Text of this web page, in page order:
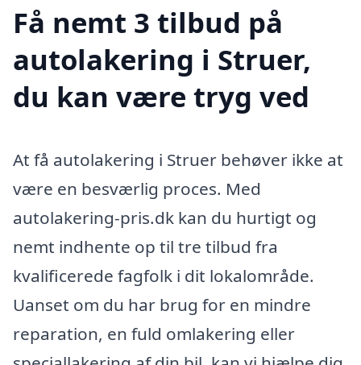
Få nemt 3 tilbud på
autolakering i Struer,
du kan være tryg ved
At få autolakering i Struer behøver ikke at
være en besværlig proces. Med
autolakering-pris.dk kan du hurtigt og
nemt indhente op til tre tilbud fra
kvalificerede fagfolk i dit lokalområde.
Uanset om du har brug for en mindre
reparation, en fuld omlakering eller